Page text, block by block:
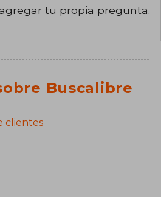
tu propia pregunta.
Buscalibre
clientes